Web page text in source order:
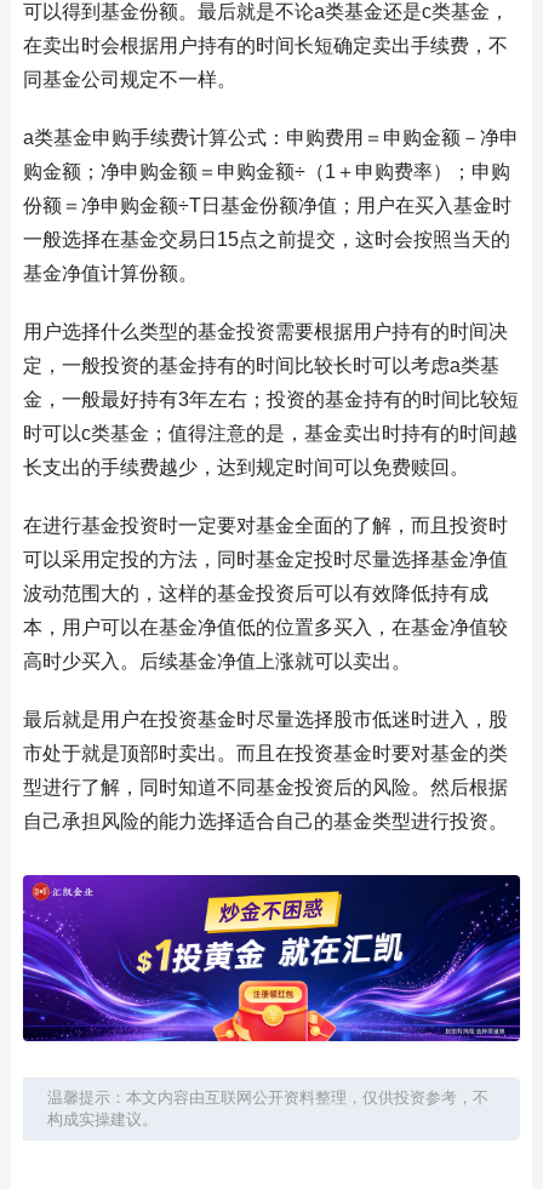
可以得到基金份额。最后就是不论a类基金还是c类基金，
在卖出时会根据用户持有的时间长短确定卖出手续费，不
同基金公司规定不一样。
a类基金申购手续费计算公式：申购费用＝申购金额－净申
购金额；净申购金额＝申购金额÷（1＋申购费率）；申购
份额＝净申购金额÷T日基金份额净值；用户在买入基金时
一般选择在基金交易日15点之前提交，这时会按照当天的
基金净值计算份额。
用户选择什么类型的基金投资需要根据用户持有的时间决
定，一般投资的基金持有的时间比较长时可以考虑a类基
金，一般最好持有3年左右；投资的基金持有的时间比较短
时可以c类基金；值得注意的是，基金卖出时持有的时间越
长支出的手续费越少，达到规定时间可以免费赎回。
在进行基金投资时一定要对基金全面的了解，而且投资时
可以采用定投的方法，同时基金定投时尽量选择基金净值
波动范围大的，这样的基金投资后可以有效降低持有成
本，用户可以在基金净值低的位置多买入，在基金净值较
高时少买入。后续基金净值上涨就可以卖出。
最后就是用户在投资基金时尽量选择股市低迷时进入，股
市处于就是顶部时卖出。而且在投资基金时要对基金的类
型进行了解，同时知道不同基金投资后的风险。然后根据
自己承担风险的能力选择适合自己的基金类型进行投资。
温馨提示：本文内容由互联网公开资料整理，仅供投资参考，不
构成实操建议。